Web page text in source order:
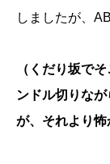
しましたが、
（くだり坂で
ンドル切りな
が、それより怖